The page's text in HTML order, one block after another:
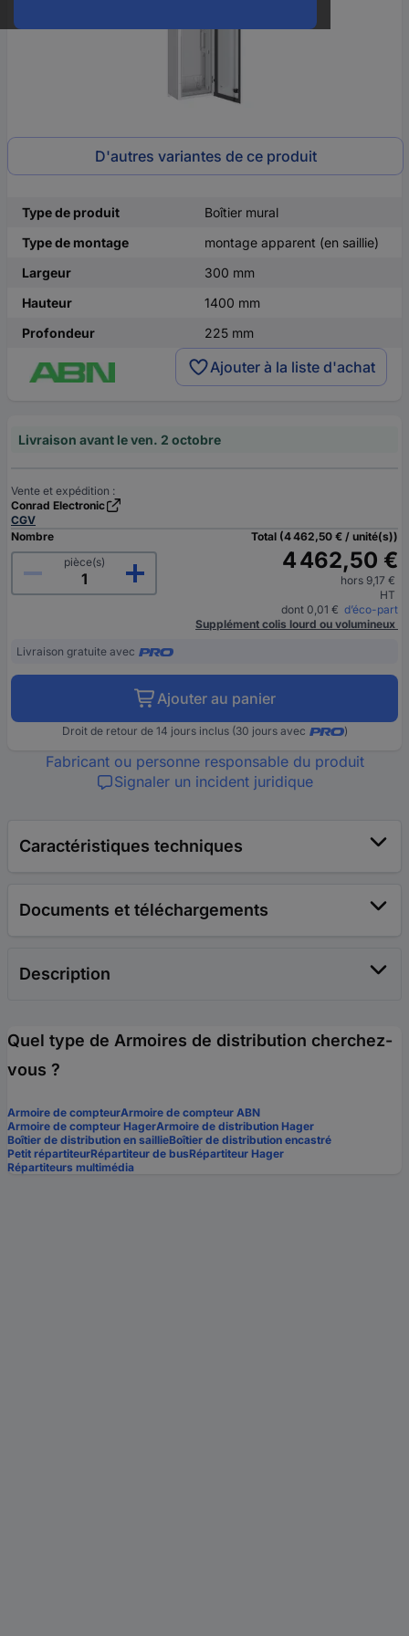
D'autres variantes de ce produit
Type de produit
Boîtier mural
Type de montage
montage apparent (en saillie)
Largeur
300 mm
Hauteur
1400 mm
Profondeur
225 mm
Ajouter à la liste d'achat
Livraison avant le ven. 2 octobre
Vente et expédition :
Conrad Electronic
CGV
Nombre
pièce(s)
Total (4 462,50 € / unité(s))
4 462,50 €
hors 9,17 €
HT
dont 0,01 € d’éco-part
Supplément colis lourd ou volumineux
Livraison gratuite avec
Ajouter au panier
Droit de retour de 14 jours inclus (30 jours avec )
Fabricant ou personne responsable du produit
Signaler un incident juridique
Caractéristiques techniques
Documents et téléchargements
Description
Quel type de Armoires de distribution cherchez-
vous ?
Armoire de compteurArmoire de compteur ABN
Armoire de compteur HagerArmoire de distribution Hager
Boîtier de distribution en saillieBoîtier de distribution encastré
Petit répartiteurRépartiteur de busRépartiteur Hager
Répartiteurs multimédia